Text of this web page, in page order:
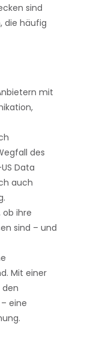
sind
die häufig
mit
des
Data
auch
ihre
sind – und
Mit einer
eine